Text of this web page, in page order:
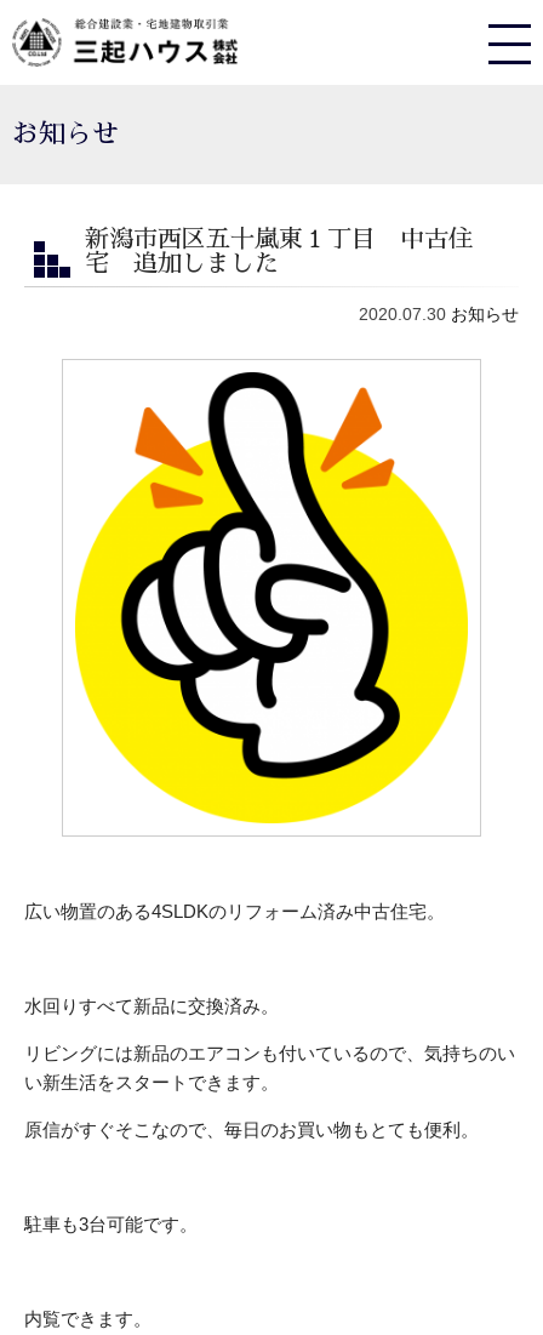
お知らせ
新潟市西区五十嵐東１丁目 中古住
宅 追加しました
2020.07.30 お知らせ
広い物置のある4SLDKのリフォーム済み中古住宅。
水回りすべて新品に交換済み。
リビングには新品のエアコンも付いているので、気持ちのい
い新生活をスタートできます。
原信がすぐそこなので、毎日のお買い物もとても便利。
駐車も3台可能です。
内覧できます。